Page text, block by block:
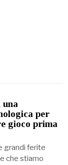
una
per
gioco prima
grandi ferite
che stiamo